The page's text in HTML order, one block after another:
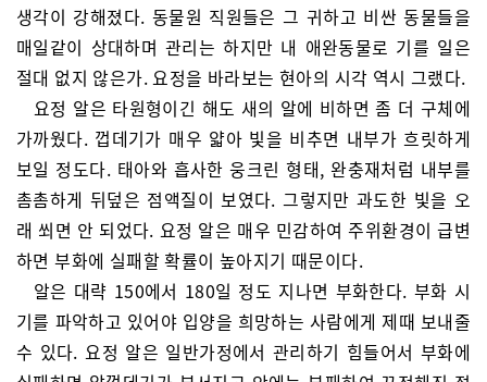
생각이 강해졌다. 동물원 직원들은 그 귀하고 비싼 동물들을
매일같이 상대하며 관리는 하지만 내 애완동물로 기를 일은
절대 없지 않은가. 요정을 바라보는 현아의 시각 역시 그랬다.
요정 알은 타원형이긴 해도 새의 알에 비하면 좀 더 구체에
가까웠다. 껍데기가 매우 얇아 빛을 비추면 내부가 흐릿하게
보일 정도다. 태아와 흡사한 웅크린 형태, 완충재처럼 내부를
촘촘하게 뒤덮은 점액질이 보였다. 그렇지만 과도한 빛을 오
래 쐬면 안 되었다. 요정 알은 매우 민감하여 주위환경이 급변
하면 부화에 실패할 확률이 높아지기 때문이다.
알은 대략 150에서 180일 정도 지나면 부화한다. 부화 시
기를 파악하고 있어야 입양을 희망하는 사람에게 제때 보내줄
수 있다. 요정 알은 일반가정에서 관리하기 힘들어서 부화에